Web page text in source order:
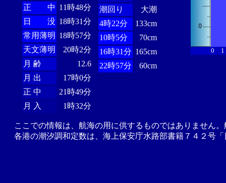
正 中 11時48分
日 没 18時31分
常用薄明 18時57分
天文薄明
20時2分
月 齢
12.6
月 出
17時0分
正 中
21時49分
月 入
1時32分
潮回り
大潮
4時22分
133cm
10時5分
70cm
16時31分 165cm
22時57分
60cm
0 1
ここでの情報は、航海の用に供するものではありません
各港の潮汐調和定数は、海上保安庁水路部書籍７４２号